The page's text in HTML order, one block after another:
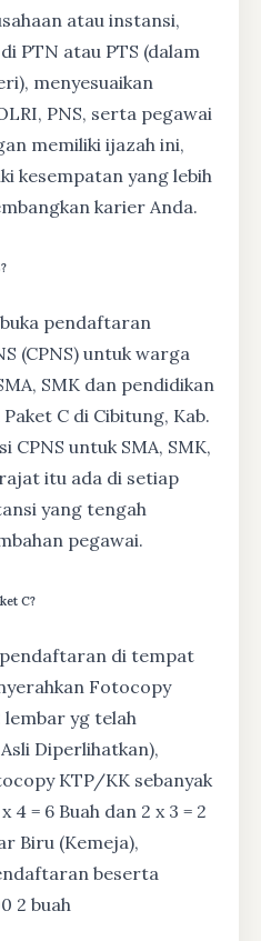
atau instansi,
PTN atau PTS (dalam
menyesuaikan
PNS, serta pegawai
memiliki ijazah ini,
kesempatan yang lebih
karier Anda.
pendaftaran
(CPNS) untuk warga
SMK dan pendidikan
C di Cibitung, Kab.
CPNS untuk SMA, SMK,
itu ada di setiap
yang tengah
pegawai.
C?
di tempat
Fotocopy
lembar yg telah
Diperlihatkan),
KTP/KK sebanyak
4 = 6 Buah dan 2 x 3 = 2
Biru (Kemeja),
beserta
2 buah